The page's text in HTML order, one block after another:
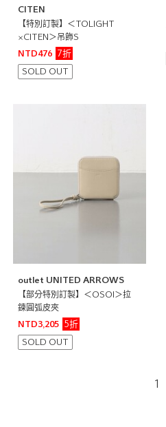
CITEN
【特別訂製】＜TOLIGHT
×CITEN＞吊飾S
NTD476
7折
SOLD OUT
outlet UNITED ARROWS
【部分特別訂製】＜OSOI＞拉
鍊圓弧皮夾
NTD3,205
5折
SOLD OUT
1